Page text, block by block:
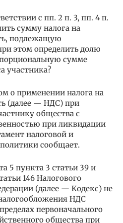
с пп. 2 п. 3, пп. 4 п.
сумму налога на
подлежащую
этом определить долю
сумме
участника?
о применении налога на
(далее — НДС) при
общества с
при ликвидации
налоговой и
сообщает.
5 пункта 3 статьи 39 и
146 Налогового
(далее — Кодекс) не
НДС
первоначального
общества при